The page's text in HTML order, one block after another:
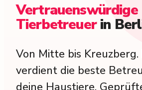
Vertrauenswürdige
Tierbetreuer in
Von Mitte bis
verdient die beste